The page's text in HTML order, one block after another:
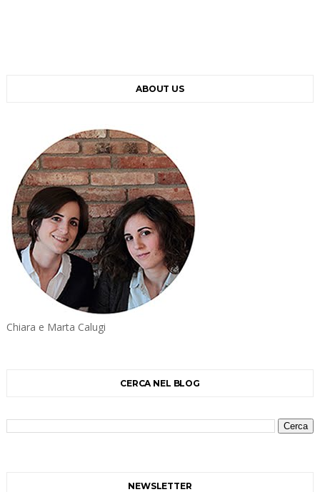
ABOUT US
Chiara e Marta Calugi
CERCA NEL BLOG
NEWSLETTER